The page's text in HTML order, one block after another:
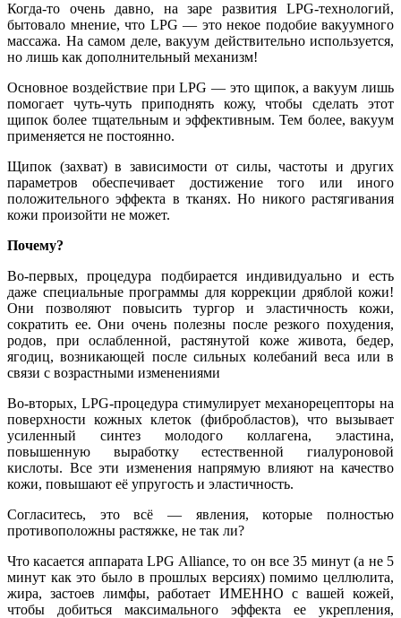
Когда-то очень давно, на заре развития LPG-технологий,
бытовало мнение, что LPG — это некое подобие вакуумного
массажа. На самом деле, вакуум действительно используется,
но лишь как дополнительный механизм!
Основное воздействие при LPG — это щипок, а вакуум лишь
помогает чуть-чуть приподнять кожу, чтобы сделать этот
щипок более тщательным и эффективным. Тем более, вакуум
применяется не постоянно.
Щипок (захват) в зависимости от силы, частоты и других
параметров обеспечивает достижение того или иного
положительного эффекта в тканях. Но никого растягивания
кожи произойти не может.
Почему?
Во-первых, процедура подбирается индивидуально и есть
даже специальные программы для коррекции дряблой кожи!
Они позволяют повысить тургор и эластичность кожи,
сократить ее. Они очень полезны после резкого похудения,
родов, при ослабленной, растянутой коже живота, бедер,
ягодиц, возникающей после сильных колебаний веса или в
связи с возрастными изменениями
Во-вторых, LPG-процедура стимулирует механорецепторы на
поверхности кожных клеток (фибробластов), что вызывает
усиленный синтез молодого коллагена, эластина,
повышенную выработку естественной гиалуроновой
кислоты. Все эти изменения напрямую влияют на качество
кожи, повышают её упругость и эластичность.
Согласитесь, это всё — явления, которые полностью
противоположны растяжке, не так ли?
Что касается аппарата LPG Alliance, то он все 35 минут (а не 5
минут как это было в прошлых версиях) помимо целлюлита,
жира, застоев лимфы, работает ИМЕННО с вашей кожей,
чтобы добиться максимального эффекта ее укрепления,